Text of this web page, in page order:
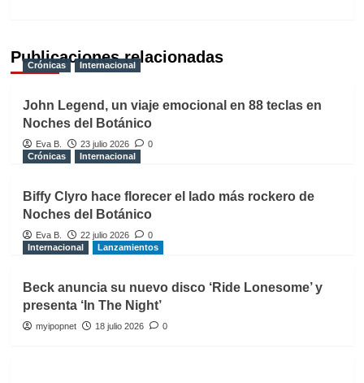
Publicaciones relacionadas
Crónicas Internacional
John Legend, un viaje emocional en 88 teclas en
Noches del Botánico
Eva B. 23 julio 2026
0
Crónicas
Internacional
Biffy Clyro hace florecer el lado más rockero de
Noches del Botánico
Eva B. 22 julio 2026
0
Internacional
Lanzamientos
Beck anuncia su nuevo disco ‘Ride Lonesome’ y
presenta ‘In The Night’
myipopnet 18 julio 2026 0